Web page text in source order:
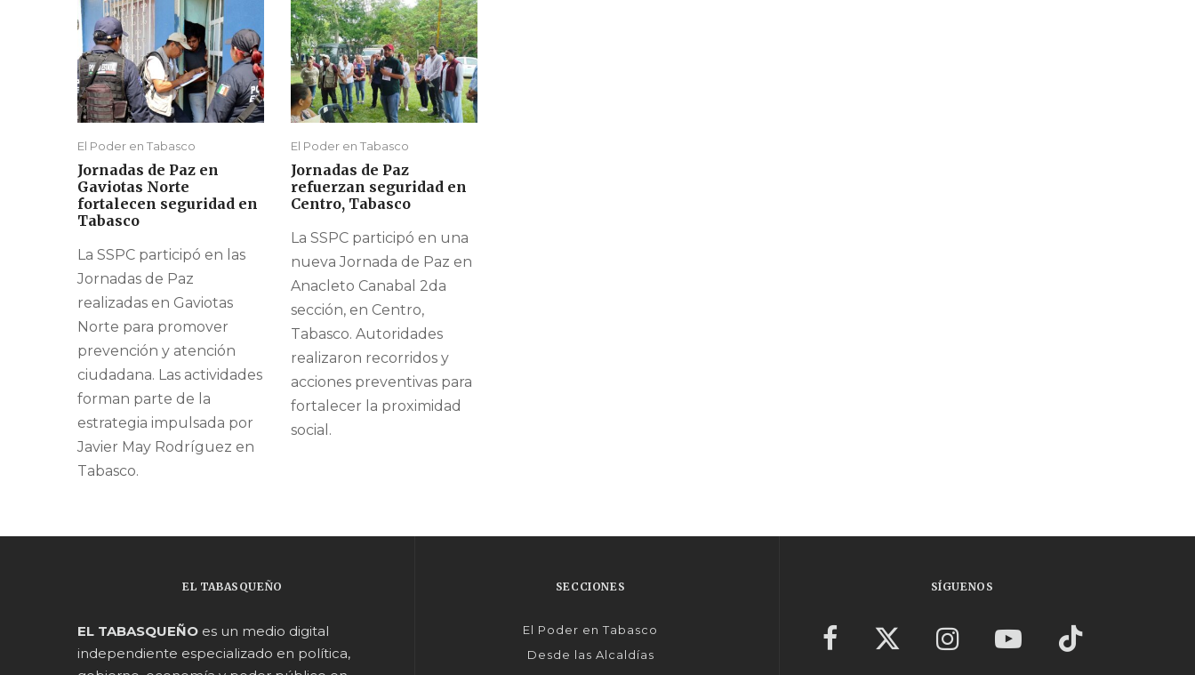
El Poder en Tabasco
Jornadas de Paz en
Gaviotas Norte
fortalecen seguridad en
Tabasco
La SSPC participó en las
Jornadas de Paz
realizadas en Gaviotas
Norte para promover
prevención y atención
ciudadana. Las actividades
forman parte de la
estrategia impulsada por
Javier May Rodríguez en
Tabasco.
El Poder en Tabasco
Jornadas de Paz
refuerzan seguridad en
Centro, Tabasco
La SSPC participó en una
nueva Jornada de Paz en
Anacleto Canabal 2da
sección, en Centro,
Tabasco. Autoridades
realizaron recorridos y
acciones preventivas para
fortalecer la proximidad
social.
EL TABASQUEÑO
EL TABASQUEÑO es un medio digital
independiente especializado en política,
SECCIONES
El Poder en Tabasco
Desde las Alcaldías
SÍGUENOS